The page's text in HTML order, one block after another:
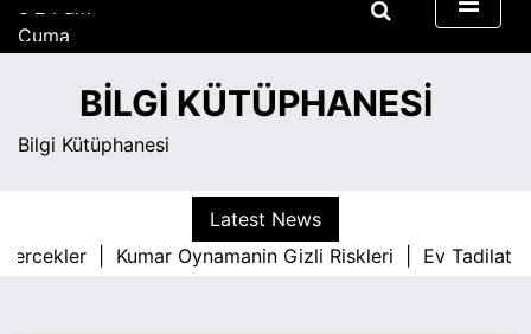
Cuma
Ağustos 7, 2026
8:24 amBILGI KÜTÜPHANESI
Bilgi Kütüphanesi
Latest News
|
Kumar Oynamanin Gizli Riskleri | Ev